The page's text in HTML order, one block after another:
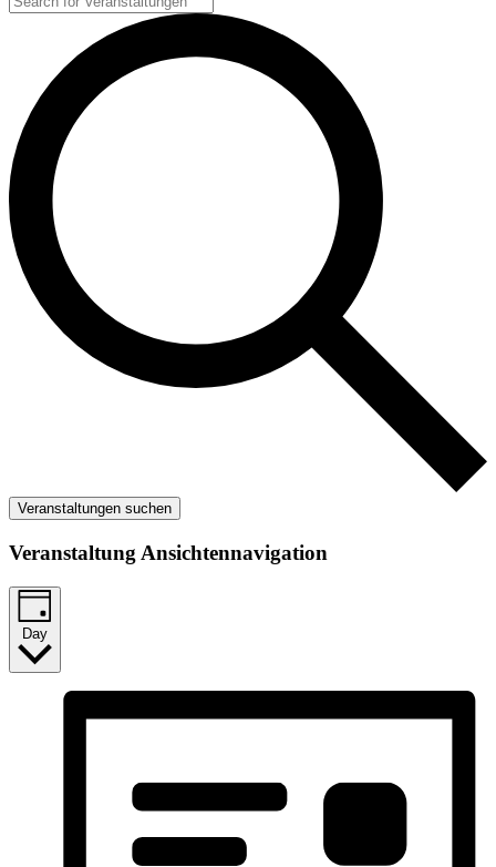
Veranstaltungen suchen
Veranstaltung Ansichtennavigation
Day